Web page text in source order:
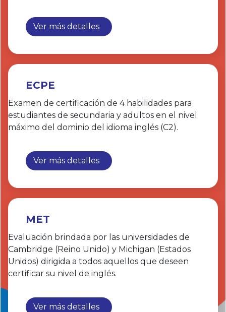
Ver más detalles
ECPE
Examen de certificación de 4 habilidades para
estudiantes de secundaria y adultos en el nivel
máximo del dominio del idioma inglés (C2).
Ver más detalles
MET
Evaluación brindada por las universidades de
Cambridge (Reino Unido) y Michigan (Estados
Unidos) dirigida a todos aquellos que deseen
certificar su nivel de inglés.
Ver más detalles